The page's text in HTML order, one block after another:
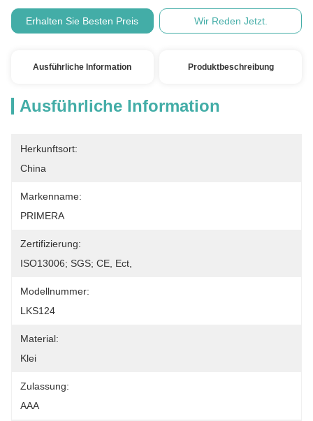
Erhalten Sie Besten Preis Wir Reden Jetzt.
Ausführliche Information Produktbeschreibung
Ausführliche Information
Herkunftsort:
China
Markenname:
PRIMERA
Zertifizierung:
ISO13006; SGS; CE, Ect,
Modellnummer:
LKS124
Material:
Klei
Zulassung:
AAA